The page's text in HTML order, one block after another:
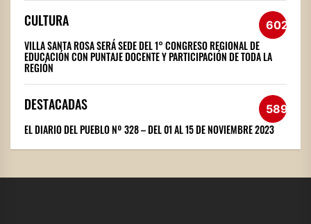
CULTURA 602
VILLA SANTA ROSA SERÁ SEDE DEL 1° CONGRESO REGIONAL DE
EDUCACIÓN CON PUNTAJE DOCENTE Y PARTICIPACIÓN DE TODA LA
REGIÓN
DESTACADAS 589
EL DIARIO DEL PUEBLO Nº 328 – DEL 01 AL 15 DE NOVIEMBRE 2023